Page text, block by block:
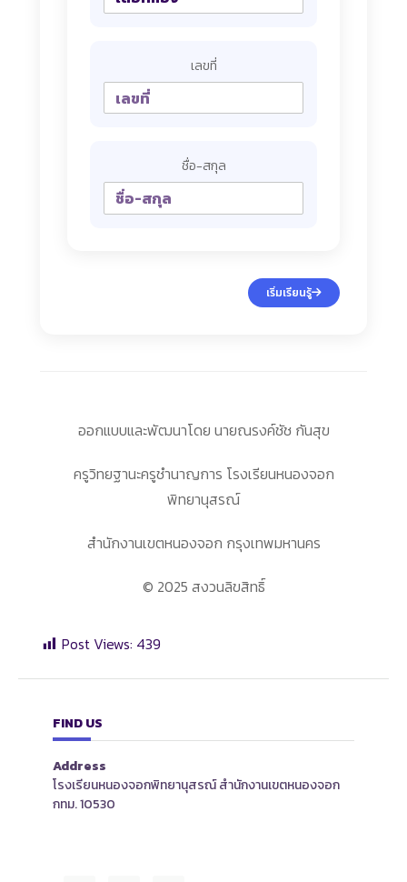
เลขที่
ชื่อ-สกุล
เริ่มเรียนรู้
ออกแบบและพัฒนาโดย นายณรงค์ชัช กันสุข
ครูวิทยฐานะครูชำนาญการ โรงเรียนหนองจอก
พิทยานุสรณ์
สำนักงานเขตหนองจอก กรุงเทพมหานคร
© 2025 สงวนลิขสิทธิ์
Post Views: 439
FIND US
Address
โรงเรียนหนองจอกพิทยานุสรณ์ สำนักงานเขตหนองจอก
กทม. 10530